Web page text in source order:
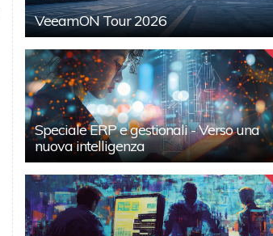
VeeamON Tour 2026
Speciale ERP e gestionali - Verso una
nuova intelligenza